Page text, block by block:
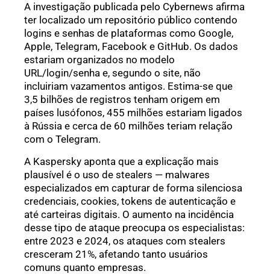
A investigação publicada pelo Cybernews afirma
ter localizado um repositório público contendo
logins e senhas de plataformas como Google,
Apple, Telegram, Facebook e GitHub. Os dados
estariam organizados no modelo
URL/login/senha e, segundo o site, não
incluiriam vazamentos antigos. Estima-se que
3,5 bilhões de registros tenham origem em
países lusófonos, 455 milhões estariam ligados
à Rússia e cerca de 60 milhões teriam relação
com o Telegram.
A Kaspersky aponta que a explicação mais
plausível é o uso de stealers — malwares
especializados em capturar de forma silenciosa
credenciais, cookies, tokens de autenticação e
até carteiras digitais. O aumento na incidência
desse tipo de ataque preocupa os especialistas:
entre 2023 e 2024, os ataques com stealers
cresceram 21%, afetando tanto usuários
comuns quanto empresas.